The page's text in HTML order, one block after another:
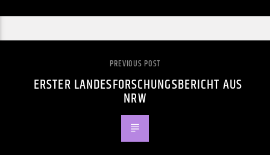
PREVIOUS POST
ERSTER LANDESFORSCHUNGSBERICHT AUS
NRW